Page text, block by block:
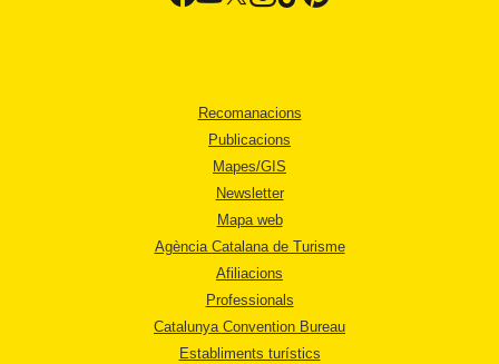
Recomanacions
Publicacions
Mapes/GIS
Newsletter
Mapa web
Agència Catalana de Turisme
Afiliacions
Professionals
Catalunya Convention Bureau
Establiments turístics